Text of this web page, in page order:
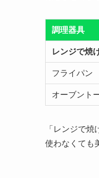
調理器具
レンジで焼
フライパン
オーブント
「レンジで
使わなくても